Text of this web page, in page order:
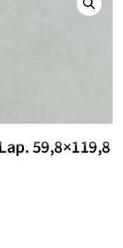
59,8×119,8